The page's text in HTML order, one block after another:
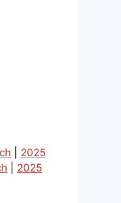
2025
2025